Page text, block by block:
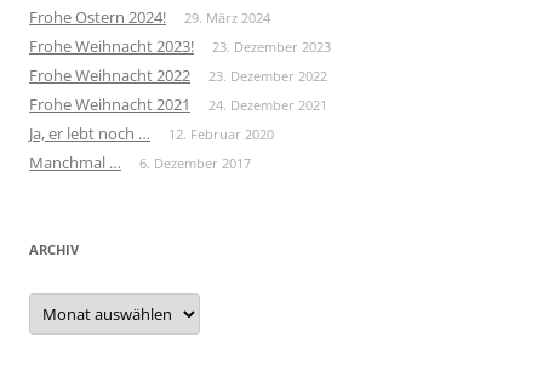
Frohe Ostern 2024! 29. März 2024
Frohe Weihnacht 2023! 23. Dezember 2023
Frohe Weihnacht 2022 23. Dezember 2022
Frohe Weihnacht 2021 24. Dezember 2021
Ja, er lebt noch … 12. Februar 2020
Manchmal … 6. Dezember 2017
ARCHIV
Archiv